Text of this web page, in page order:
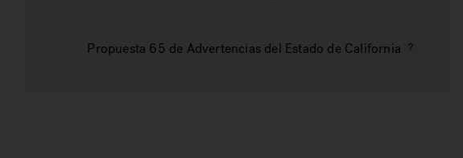
Propuesta 65 de Advertencias del Estado de California